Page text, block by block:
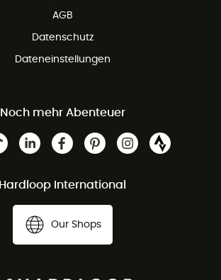
AGB
Datenschutz
Dateneinstellungen
Noch mehr Abenteuer
Hardloop International
Our Shops